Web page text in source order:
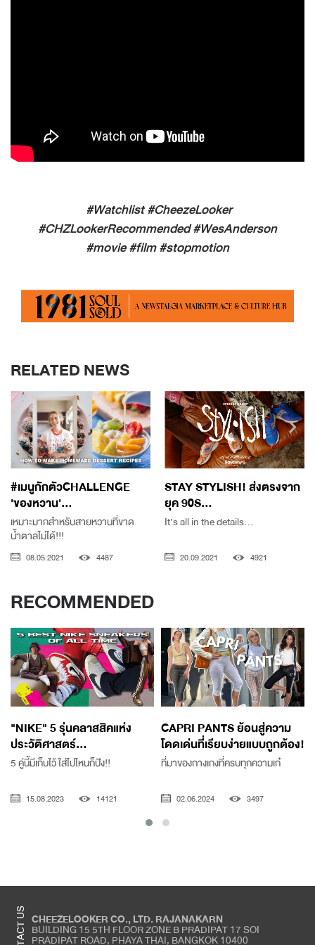
#Watchlist #CheezeLooker
#CHZLookerRecommended #WesAnderson
#movie #film #stopmotion
RELATED NEWS
#เมนูกักตัวCHALLENGE
'ของหวาน'...
เหมาะมากสำหรับสายหวานที่ขาด
น้ำตาลไม่ได้!!!
08.05.2021 4487
STAY STYLISH! ส่งตรงจาก
ยุค 90S...
It’s all in the details…
20.09.2021 4921
RECOMMENDED
"NIKE" 5 รุ่นคลาสสิคแห่ง
ประวัติศาสตร์...
5 คู่นี้มีเก็บไว้ ใส่ไปไหนก็ปัง!!
15.08.2023 14121
CAPRI PANTS ย้อนสู่ความ
โดดเด่นที่เรียบง่ายแบบถูกต้อง!
ที่มาของกางเกงที่ครบทุกความเก๋
02.06.2024 3497
CHEEZELOOKER CO., LTD. RAJANAKARN
BUILDING 15 5TH FLOOR ZONE B PRADIPAT 17 SOI
PRADIPAT ROAD, PHAYA THAI, BANGKOK 10400